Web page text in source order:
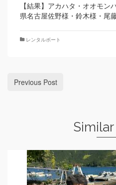
【結果】アカハタ・オオモ
県名古屋佐野様・鈴木様・尾
レンタルボート
Previous Post